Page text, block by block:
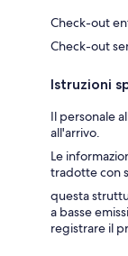
Check-out
Check-out
Istruzioni
Il personale
all'arrivo.
Le
tradotte con
questa
a basse
registrare il